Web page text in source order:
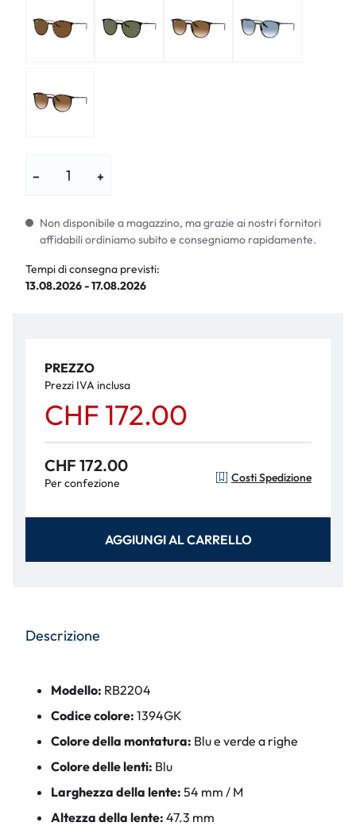
− +
Non disponibile a magazzino, ma grazie ai nostri fornitori
affidabili ordiniamo subito e consegniamo rapidamente.
Tempi di consegna previsti:
13.08.2026 - 17.08.2026
PREZZO
Prezzi IVA inclusa
CHF 172.00
CHF 172.00
Per confezione Costi Spedizione
AGGIUNGI AL CARRELLO
Descrizione
Modello: RB2204
Codice colore: 1394GK
Colore della montatura: Blu e verde a righe
Colore delle lenti: Blu
Larghezza della lente: 54 mm / M
Altezza della lente: 47.3 mm